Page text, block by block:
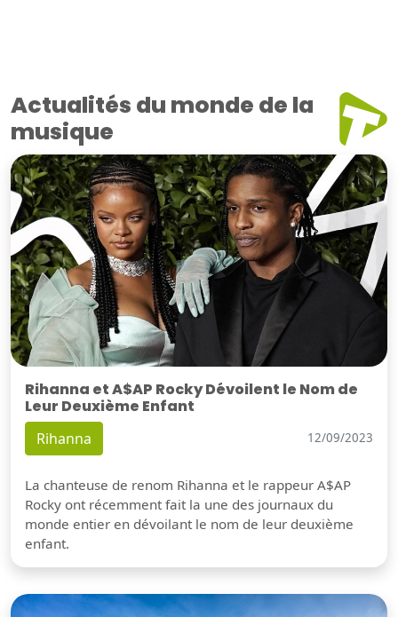
Actualités du monde de la
musique
Rihanna et A$AP Rocky Dévoilent le Nom de
Leur Deuxième Enfant
Rihanna 12/09/2023
La chanteuse de renom Rihanna et le rappeur A$AP
Rocky ont récemment fait la une des journaux du
monde entier en dévoilant le nom de leur deuxième
enfant.